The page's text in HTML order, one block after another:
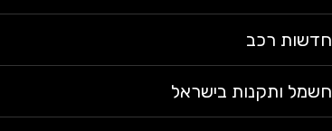
חדשות רכב
חשמל ותקנות בישראל